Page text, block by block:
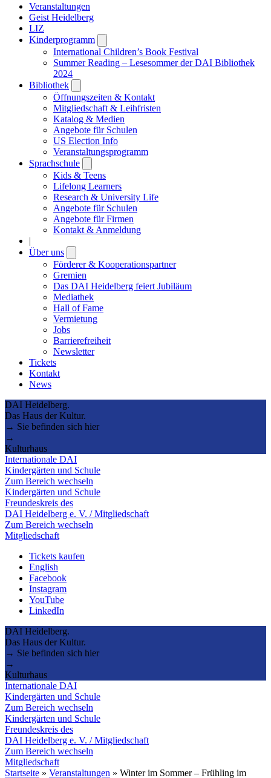
Veranstaltungen
Geist Heidelberg
LIZ
Kinderprogramm
submenu
International Children’s Book Festival
Summer Reading – Lesesommer der DAI Bibliothek
2024
Bibliothek
submenu
Öffnungszeiten & Kontakt
Mitgliedschaft & Leihfristen
Katalog & Medien
Angebote für Schulen
US Election Info
Veranstaltungsprogramm
Sprachschule
submenu
Kids & Teens
Lifelong Learners
Research & University Life
Angebote für Schulen
Angebote für Firmen
Kontakt & Anmeldung
|
Über uns
submenu
Förderer & Kooperationspartner
Gremien
Das DAI Heidelberg feiert Jubiläum
Mediathek
Hall of Fame
Vermietung
Jobs
Barrierefreiheit
Newsletter
Tickets
Kontakt
News
DAI Heidelberg.
Das Haus der Kultur.
→ Sie befinden sich hier
→
Kulturhaus
Internationale DAI
Kindergärten und Schule
Zum Bereich wechseln
Kindergärten und Schule
Freundeskreis des
DAI Heidelberg e. V. / Mitgliedschaft
Zum Bereich wechseln
Mitgliedschaft
Tickets kaufen
English
Facebook
Instagram
YouTube
LinkedIn
DAI Heidelberg.
Das Haus der Kultur.
→ Sie befinden sich hier
→
Kulturhaus
Internationale DAI
Kindergärten und Schule
Zum Bereich wechseln
Kindergärten und Schule
Freundeskreis des
DAI Heidelberg e. V. / Mitgliedschaft
Zum Bereich wechseln
Mitgliedschaft
Startseite » Veranstaltungen » Winter im Sommer – Frühling im